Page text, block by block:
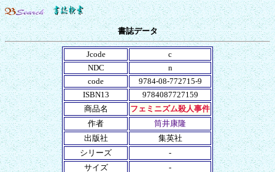
書誌データ
Jcode
c
NDC
n
code
9784-08-772715-9
ISBN13
9784087727159
商品名
フェミニズム殺人事件
作者
筒井康隆
出版社
集英社
シリーズ
-
サイズ
-